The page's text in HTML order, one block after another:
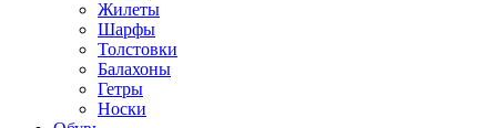
Жилеты
Шарфы
Толстовки
Балахоны
Гетры
Носки